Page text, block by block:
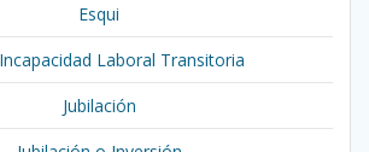
Esqui
Laboral Transitoria
Jubilación